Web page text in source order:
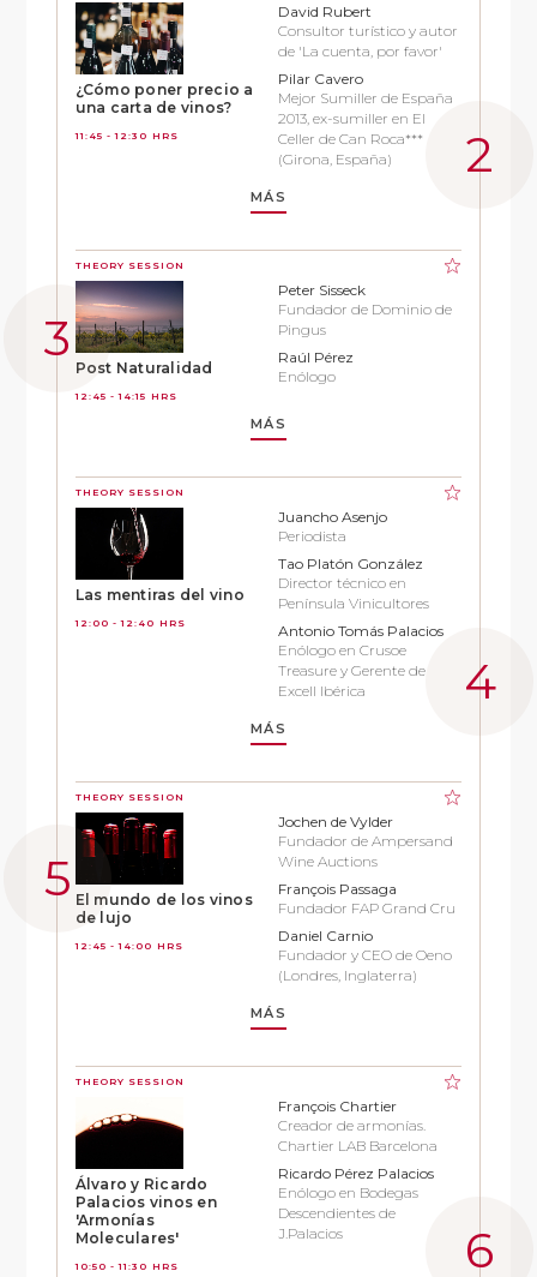
¿Cómo poner precio a
una carta de vinos?
11:45 - 12:30 HRS
David Rubert
Consultor turístico y autor
de 'La cuenta, por favor'
Pilar Cavero
Mejor Sumiller de España
2013, ex-sumiller en El
Celler de Can Roca***
(Girona, España)
MÁS
THEORY SESSION
Post Naturalidad
12:45 - 14:15 HRS
Peter Sisseck
Fundador de Dominio de
Pingus
Raúl Pérez
Enólogo
MÁS
THEORY SESSION
Las mentiras del vino
12:00 - 12:40 HRS
Juancho Asenjo
Periodista
Tao Platón González
Director técnico en
Península Vinicultores
Antonio Tomás Palacios
Enólogo en Crusoe
Treasure y Gerente de
Excell Ibérica
MÁS
THEORY SESSION
El mundo de los vinos
de lujo
12:45 - 14:00 HRS
Jochen de Vylder
Fundador de Ampersand
Wine Auctions
François Passaga
Fundador FAP Grand Cru
Daniel Carnio
Fundador y CEO de Oeno
(Londres, Inglaterra)
MÁS
THEORY SESSION
Álvaro y Ricardo
Palacios vinos en
'Armonías
Moleculares'
10:50 - 11:30 HRS
François Chartier
Creador de armonías.
Chartier LAB Barcelona
Ricardo Pérez Palacios
Enólogo en Bodegas
Descendientes de
J.Palacios